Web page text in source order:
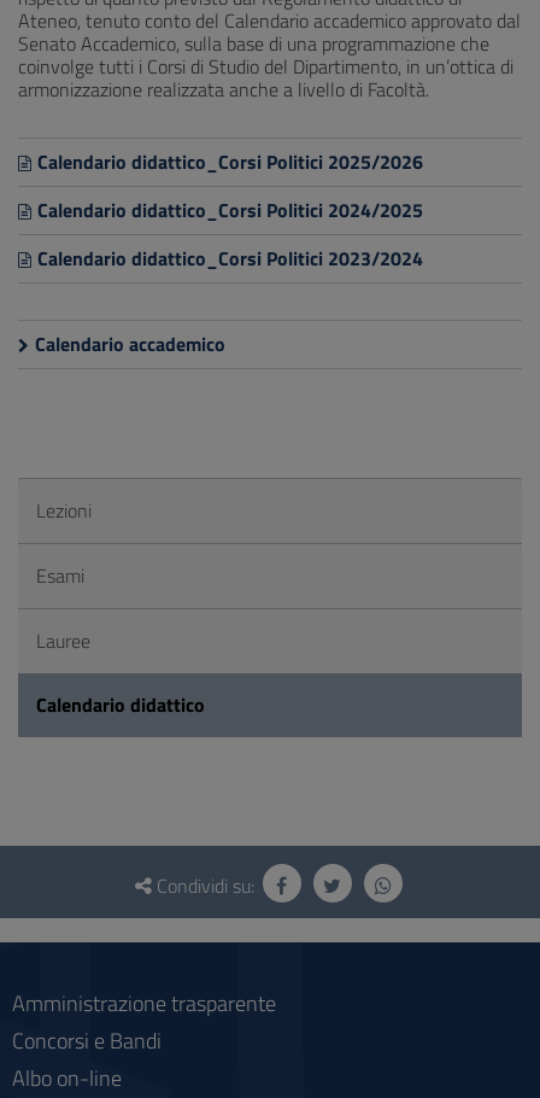
Ateneo, tenuto conto del Calendario accademico approvato dal
Senato Accademico, sulla base di una programmazione che
coinvolge tutti i Corsi di Studio del Dipartimento, in un’ottica di
armonizzazione realizzata anche a livello di Facoltà.
Calendario didattico_Corsi Politici 2025/2026
Calendario didattico_Corsi Politici 2024/2025
Calendario didattico_Corsi Politici 2023/2024
Calendario accademico
Lezioni
Esami
Lauree
Calendario didattico
Questionario
social
Condividi su:
Amministrazione trasparente
Concorsi e Bandi
Albo on-line